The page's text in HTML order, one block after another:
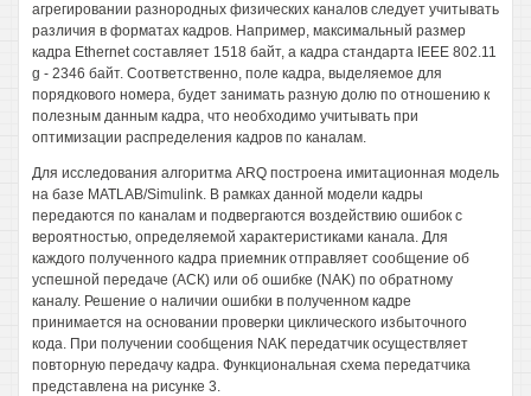
агрегировании разнородных физических каналов следует учитывать
различия в форматах кадров. Например, максимальный размер
кадра Ethernet составляет 1518 байт, а кадра стандарта IEEE 802.11
g - 2346 байт. Соответственно, поле кадра, выделяемое для
порядкового номера, будет занимать разную долю по отношению к
полезным данным кадра, что необходимо учитывать при
оптимизации распределения кадров по каналам.
Для исследования алгоритма ARQ построена имитационная модель
на базе MATLAB/Simulink. В рамках данной модели кадры
передаются по каналам и подвергаются воздействию ошибок с
вероятностью, определяемой характеристиками канала. Для
каждого полученного кадра приемник отправляет сообщение об
успешной передаче (АСК) или об ошибке (NAK) по обратному
каналу. Решение о наличии ошибки в полученном кадре
принимается на основании проверки циклического избыточного
кода. При получении сообщения NAK передатчик осуществляет
повторную передачу кадра. Функциональная схема передатчика
представлена на рисунке 3.